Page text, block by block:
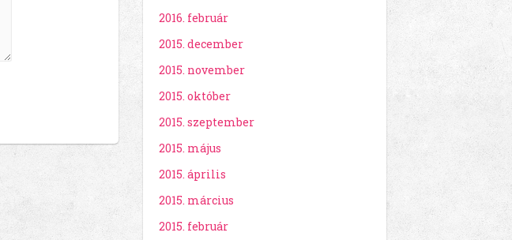
2016. február
2015. december
2015. november
2015. október
2015. szeptember
2015. május
2015. április
2015. március
2015. február